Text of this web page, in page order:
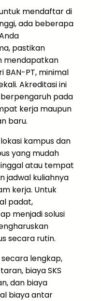
mendaftar di
ada beberapa
pastikan
mendapatkan
BAN-PT, minimal
Akreditasi ini
pada
kerja maupun
baru.
kampus dan
yang mudah
atau tempat
jadwal kuliahnya
kerja. Untuk
padat,
menjadi solusi
secara rutin.
lengkap,
biaya SKS
dan biaya
biaya antar